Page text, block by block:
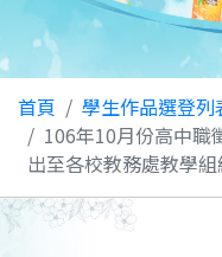
首頁
學生作品選登列
106年10月份高中職
出至各校教務處教學